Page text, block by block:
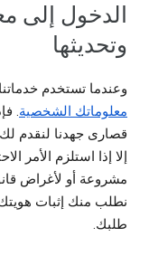
الدخول إلى
وتحديثها
وعندما تستخدم
معلوماتك الشخصية.
قصارى جهدنا لنقدم
إلا إذا استلزم الأمر
مشروعة أو لأغراض
نطلب منك إثبات
طلبك.